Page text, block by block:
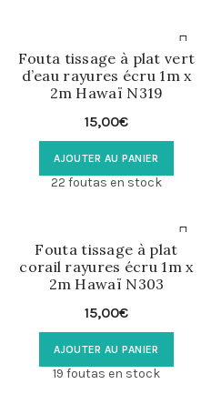
Fouta tissage à plat vert
d’eau rayures écru 1m x
2m Hawaï N319
15,00€
AJOUTER AU PANIER
22 foutas en stock
Fouta tissage à plat
corail rayures écru 1m x
2m Hawaï N303
15,00€
AJOUTER AU PANIER
19 foutas en stock